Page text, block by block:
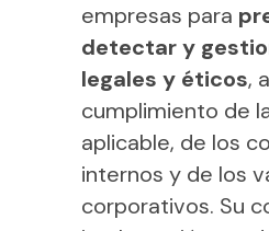
empresas para
detectar y
legales y éticos,
cumplimiento de
aplicable, de los
internos y de los
corporativos. Su